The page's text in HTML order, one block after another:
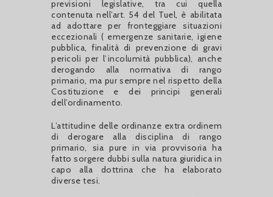
previsioni legislative, tra cui quella
contenuta nell’art. 54 del Tuel, è abilitata
ad adottare per fronteggiare situazioni
eccezionali ( emergenze sanitarie, igiene
pubblica, finalità di prevenzione di gravi
pericoli per l’incolumità pubblica), anche
derogando alla normativa di rango
primario, ma pur sempre nel rispetto della
Costituzione e dei principi generali
dell’ordinamento.
L’attitudine delle ordinanze extra ordinem
di derogare alla disciplina di rango
primario, sia pure in via provvisoria ha
fatto sorgere dubbi sulla natura giuridica in
capo alla dottrina che ha elaborato
diverse tesi.